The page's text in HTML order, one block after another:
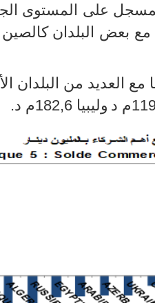
على المستوى
بعض البلدان
العديد من البلدان
م د وليبيا 182,6م د.